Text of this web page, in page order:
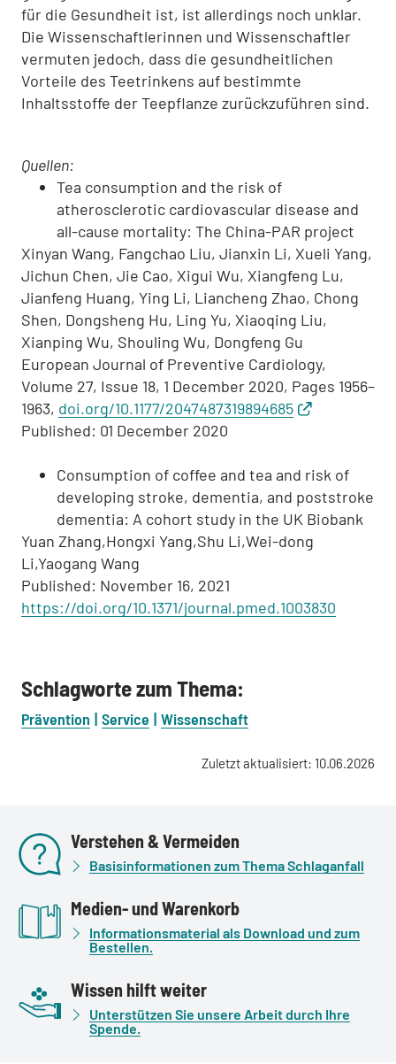
für die Gesundheit ist, ist allerdings noch unklar.
Die Wissenschaftlerinnen und Wissenschaftler
vermuten jedoch, dass die gesundheitlichen
Vorteile des Teetrinkens auf bestimmte
Inhaltsstoffe der Teepflanze zurückzuführen sind.
Quellen:
Tea consumption and the risk of
atherosclerotic cardiovascular disease and
all-cause mortality: The China-PAR project
Xinyan Wang, Fangchao Liu, Jianxin Li, Xueli Yang,
Jichun Chen, Jie Cao, Xigui Wu, Xiangfeng Lu,
Jianfeng Huang, Ying Li, Liancheng Zhao, Chong
Shen, Dongsheng Hu, Ling Yu, Xiaoqing Liu,
Xianping Wu, Shouling Wu, Dongfeng Gu
European Journal of Preventive Cardiology,
Volume 27, Issue 18, 1 December 2020, Pages 1956–
1963, doi.org/10.1177/2047487319894685
Published: 01 December 2020
Consumption of coffee and tea and risk of
developing stroke, dementia, and poststroke
dementia: A cohort study in the UK Biobank
Yuan Zhang,Hongxi Yang,Shu Li,Wei-dong
Li,Yaogang Wang
Published: November 16, 2021
https://doi.org/10.1371/journal.pmed.1003830
Schlagworte zum Thema:
Prävention Service Wissenschaft
Zuletzt aktualisiert: 10.06.2026
Verstehen & Vermeiden
Basisinformationen zum Thema Schlaganfall
Medien- und Warenkorb
Informationsmaterial als Download und zum
Bestellen.
Wissen hilft weiter
Unterstützen Sie unsere Arbeit durch Ihre
Spende.